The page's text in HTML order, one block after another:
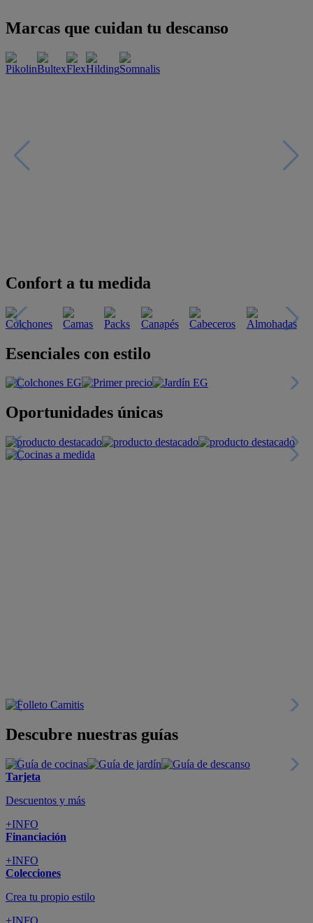
Marcas que cuidan tu descanso
Esenciales con estilo
Crea tu propio estilo
Tranquilidad
6 años de Garantía Plus
+INFO
Catálogos
Miles de productos
+INFO
Por teléfono
Llámanos y compra
+INFO
Nueva app